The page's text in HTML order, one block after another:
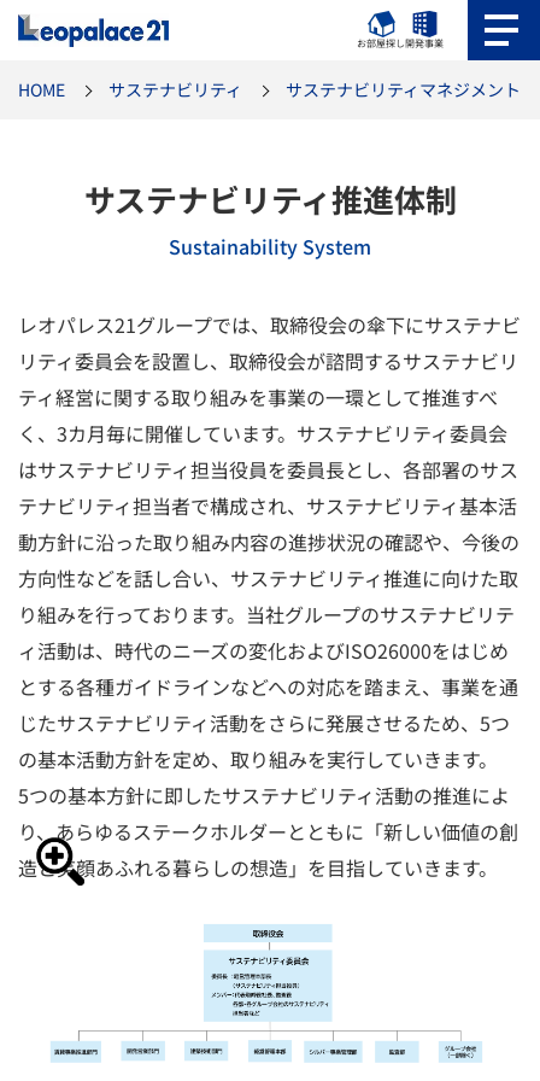
お部屋探し開発事業
HOME サステナビリティ サステナビリティマネジメント
サステナビリティ推進体制
Sustainability System
レオパレス21グループでは、取締役会の傘下にサステナビ
リティ委員会を設置し、取締役会が諮問するサステナビリ
ティ経営に関する取り組みを事業の一環として推進すべ
く、3カ月毎に開催しています。サステナビリティ委員会
はサステナビリティ担当役員を委員長とし、各部署のサス
テナビリティ担当者で構成され、サステナビリティ基本活
動方針に沿った取り組み内容の進捗状況の確認や、今後の
方向性などを話し合い、サステナビリティ推進に向けた取
り組みを行っております。当社グループのサステナビリテ
ィ活動は、時代のニーズの変化およびISO26000をはじめ
とする各種ガイドラインなどへの対応を踏まえ、事業を通
じたサステナビリティ活動をさらに発展させるため、5つ
の基本活動方針を定め、取り組みを実行していきます。
5つの基本方針に即したサステナビリティ活動の推進によ
り、あらゆるステークホルダーとともに「新しい価値の創
造と笑顔あふれる暮らしの想造」を目指していきます。